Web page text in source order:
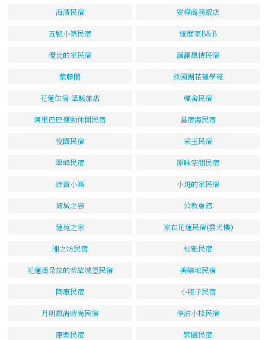
海濱民宿 安樺商務飯店
五號小築民宿 遊歷家B&B
優比的家民宿 洄瀾風情民宿
紫藤閣 救國團花蓮學苑
花蓮住宿-溫暖旅店 韓舍民宿
阿里巴巴運動休閒民宿 星宿海民宿
悅園民宿 采玉民宿
翠峰民宿 原味空間民宿
綠窗小築 小斑的家民宿
傾城之戀 公教會館
蓮苑之家 家在花蓮民宿(雲天樓)
湘之坊民宿 柏雅民宿
花蓮潘朵拉的希望城堡民宿 美樂地民宿
陶庫民宿 小瓶子民宿
月明風清時尚民宿 停泊小棧民宿
康樂民宿 紫園民宿